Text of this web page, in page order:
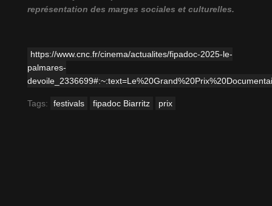
représentation des marges sociales et culturelles.
https://www.cnc.fr/cinema/actualites/fipadoc-2025-le-
palmares-
Tags: festivals fipadoc Biarritz prix